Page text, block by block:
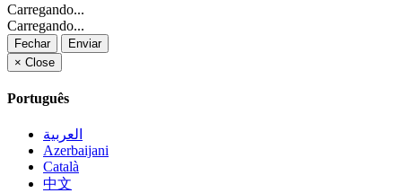
Carregando...
Carregando...
Fechar
Enviar
× Close
Português
العربية
Azerbaijani
Català
中文